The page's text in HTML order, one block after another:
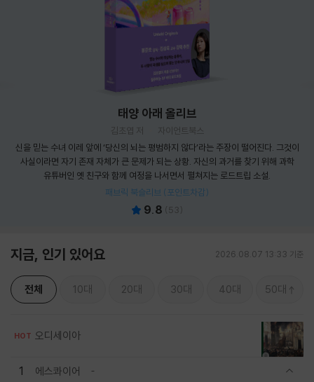
태양 아래 올리브
김초엽 저
자이언트북스
신을 믿는 수녀 이레 앞에 ‘당신의 뇌는 평범하지 않다’라는 주장이 떨어진다. 그것이
사실이라면 자기 존재 자체가 큰 문제가 되는 상황. 자신의 과거를 찾기 위해 과학
유튜버인 옛 친구와 함께 여정을 나서면서 펼쳐지는 로드트립 소설.
패브릭 북슬리브 (포인트차감)
9.8 (53)
지금, 인기 있어요 2026.08.07 13:33 기준
전체 10대 20대 30대 40대 50대
HOT 오디세이아
1 에스콰이어